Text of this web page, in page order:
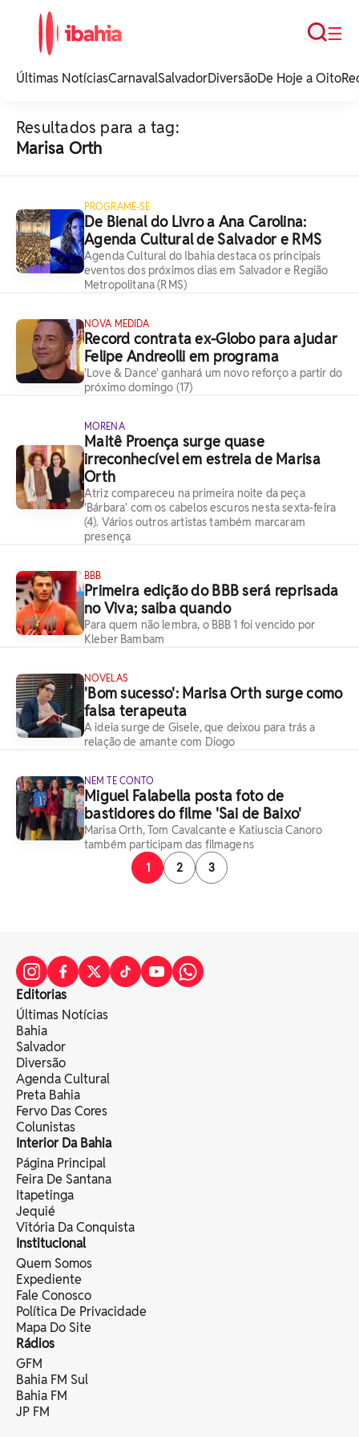
noticias e
☰
Busca
Últimas NotíciasCarnavalSalvadorDiversãoDe Hoje a Oito
Resultados para a tag:
Marisa Orth
PROGRAME-SE
De Bienal do Livro a Ana Carolina:
Agenda Cultural de Salvador e RMS
Agenda Cultural do Ibahia destaca os principais
eventos dos próximos dias em Salvador e Região
Metropolitana (RMS)
NOVA MEDIDA
Record contrata ex-Globo para ajudar
Felipe Andreolli em programa
'Love & Dance' ganhará um novo reforço a partir do
próximo domingo (17)
MORENA
Maitê Proença surge quase
irreconhecível em estreia de Marisa
Orth
Atriz compareceu na primeira noite da peça
'Bárbara' com os cabelos escuros nesta sexta-feira
(4). Vários outros artistas também marcaram
presença
BBB
Primeira edição do BBB será reprisada
no Viva; saiba quando
Para quem não lembra, o BBB 1 foi vencido por
Kleber Bambam
NOVELAS
'Bom sucesso': Marisa Orth surge como
falsa terapeuta
A ideia surge de Gisele, que deixou para trás a
relação de amante com Diogo
NEM TE CONTO
Miguel Falabella posta foto de
bastidores do filme 'Sai de Baixo'
Marisa Orth, Tom Cavalcante e Katiuscia Canoro
também participam das filmagens
1
2 3
Editorias
Últimas Notícias
Bahia
Salvador
Diversão
Agenda Cultural
Preta Bahia
Fervo Das Cores
Colunistas
Interior Da Bahia
Página Principal
Feira De Santana
Itapetinga
Jequié
Vitória Da Conquista
Institucional
Quem Somos
Expediente
Fale Conosco
Política De Privacidade
Mapa Do Site
Rádios
GFM
Bahia FM Sul
Bahia FM
JP FM